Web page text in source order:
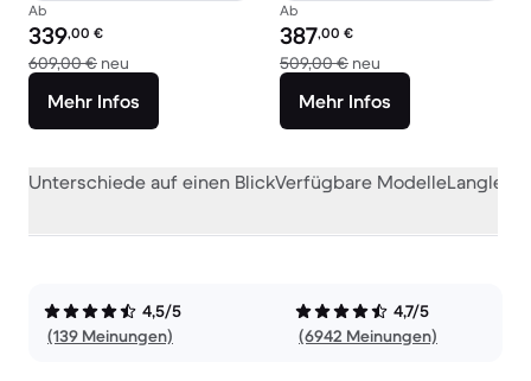
Ab
Preis des erneuerten Produkts:
339,00 €
609,00 € neu Im Vergleich zum Neupreis von 609,00 €
Mehr Infos
Ab
Preis des erneuerten Produkts:
387,00 €
509,00 € neu
Mehr Infos
Unterschiede auf einen BlickVerfügbare Modelle
4,5/5
(139 Meinungen)
4,7/5
(6942 Meinungen)